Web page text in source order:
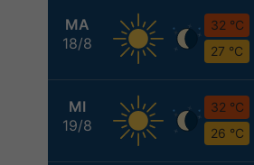
MA
18/8
32 °C
27 °C
MI
19/8
32 °C
26 °C